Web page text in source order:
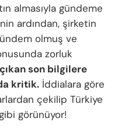
almasıyla gündeme
ardından, şirketin
olmuş ve
zorluk
son bilgilere
kritik. İddialara göre
çekilip Türkiye
görünüyor!